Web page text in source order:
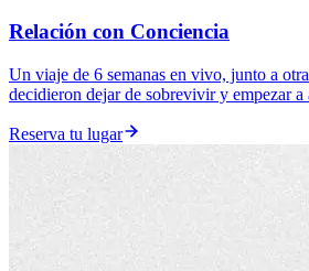
Relación con Conciencia
Un viaje de 6 semanas en vivo, junto a
decidieron dejar de sobrevivir y empezar a
Reserva tu lugar